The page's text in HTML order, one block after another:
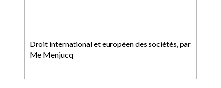
Droit international et européen des sociétés, par
Me Menjucq